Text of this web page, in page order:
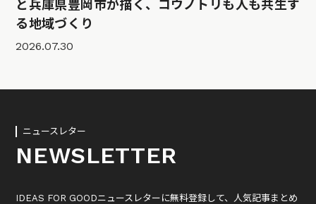
と兵庫県豊岡市が描く、コウノトリも人も共生す
る地域づくり
2026.07.30
ニュースレター
NEWSLETTER
IDEAS FOR GOODニュースレターに無料登録して、人気記事まとめ